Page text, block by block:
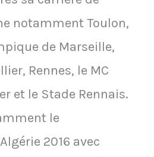
notamment Toulon,
de Marseille,
Rennes, le MC
et le Stade Rennais.
le
2016 avec